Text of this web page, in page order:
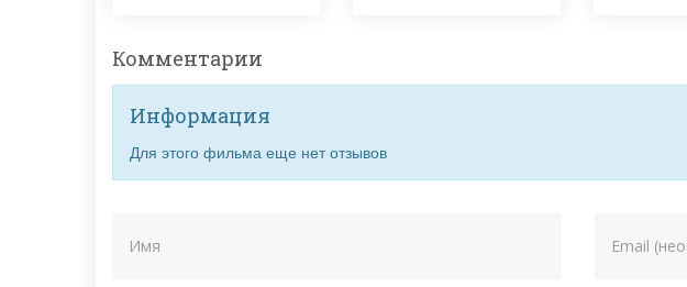
Комментарии
Информация
Для этого фильма еще нет отзывов